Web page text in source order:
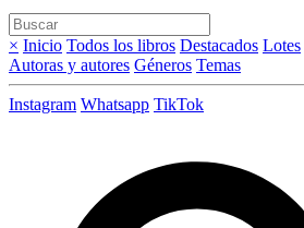
× Inicio Todos los libros Destacados Lotes
Autoras y autores Géneros Temas
Instagram Whatsapp TikTok